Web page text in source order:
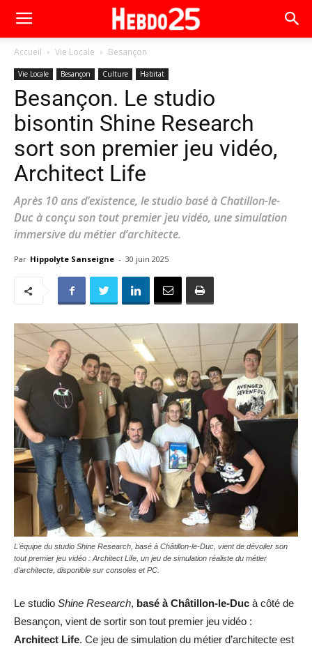
Accueil Vie Locale Besançon
Vie Locale Besançon Culture Habitat
Besançon. Le studio
bisontin Shine Research
sort son premier jeu vidéo,
Architect Life
Après 10 ans d’existence, le studio basé à Chatillon-le-
Duc à conçu son tout premier jeu vidéo, une simulation
immersive du métier d’architecte.
Par Hippolyte Sanseigne - 30 juin 2025
L'équipe du studio Shine Research, basé à Châtillon-le-Duc, vient de dévoiler son
tout premier jeu vidéo : Architect Life, un jeu de simulation réaliste du métier
d'architecte, disponible sur consoles et PC.
Le studio Shine Research, basé à Châtillon-le-Duc à côté de
Besançon, vient de sortir son tout premier jeu vidéo :
Architect Life. Ce jeu de simulation du métier d’architecte est